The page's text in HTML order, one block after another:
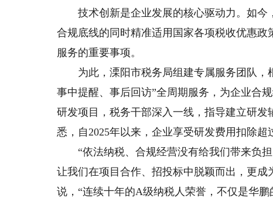
技术创新是企业发展的核心驱动力。如今
合规底线的同时精准适用国家各项税收优惠
服务的重要事项。
为此，溧阳市税务局组建专属服务团队，
事中提醒、事后回访”全周期服务，为企业合
研发项目，税务干部深入一线，指导建立研
悉，自2025年以来，企业享受研发费用扣除超
“依法纳税、合规经营没有给我们带来负担
让我们在项目合作、招投标中脱颖而出，更
说，“连续十年的A级纳税人荣誉，不仅是华